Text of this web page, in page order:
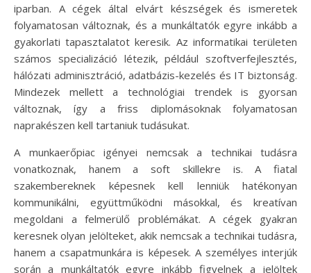
iparban. A cégek által elvárt készségek és ismeretek
folyamatosan változnak, és a munkáltatók egyre inkább a
gyakorlati tapasztalatot keresik. Az informatikai területen
számos specializáció létezik, például szoftverfejlesztés,
hálózati adminisztráció, adatbázis-kezelés és IT biztonság.
Mindezek mellett a technológiai trendek is gyorsan
változnak, így a friss diplomásoknak folyamatosan
naprakészen kell tartaniuk tudásukat.
A munkaerőpiac igényei nemcsak a technikai tudásra
vonatkoznak, hanem a soft skillekre is. A fiatal
szakembereknek képesnek kell lenniük hatékonyan
kommunikálni, együttműködni másokkal, és kreatívan
megoldani a felmerülő problémákat. A cégek gyakran
keresnek olyan jelölteket, akik nemcsak a technikai tudásra,
hanem a csapatmunkára is képesek. A személyes interjúk
során a munkáltatók egyre inkább figyelnek a jelöltek